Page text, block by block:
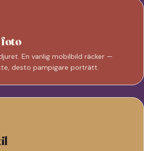
foto
En vanlig mobilbild räcker —
desto pampigare porträtt.